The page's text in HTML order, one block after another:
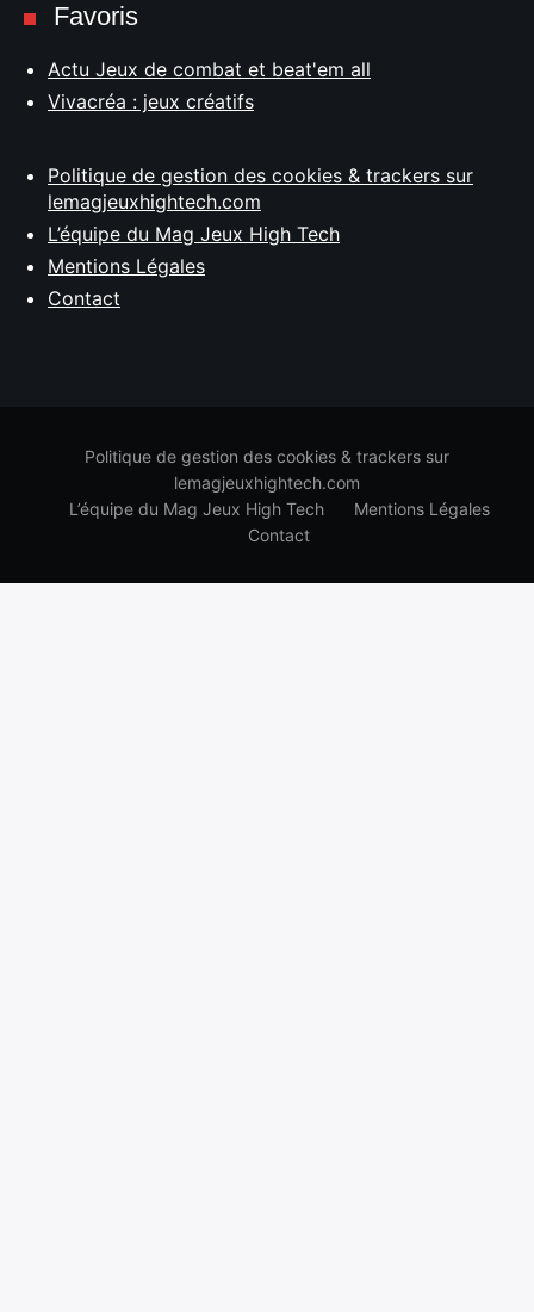
Favoris
Actu Jeux de combat et beat'em all
Vivacréa : jeux créatifs
Politique de gestion des cookies & trackers sur
lemagjeuxhightech.com
L’équipe du Mag Jeux High Tech
Mentions Légales
Contact
Politique de gestion des cookies & trackers sur
lemagjeuxhightech.com
L’équipe du Mag Jeux High Tech
Mentions Légales
Contact